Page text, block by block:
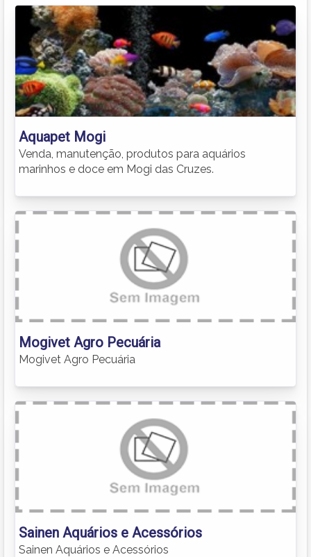
Aquapet Mogi
Venda, manutenção, produtos para aquários
marinhos e doce em Mogi das Cruzes.
Mogivet Agro Pecuária
Mogivet Agro Pecuária
Sainen Aquários e Acessórios
Sainen Aquários e Acessórios